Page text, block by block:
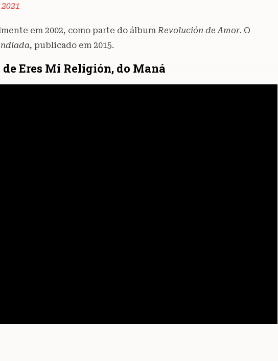
em 2002, como parte do álbumRevolución de Amor. O
publicado em 2015.
Eres Mi Religión, do Maná